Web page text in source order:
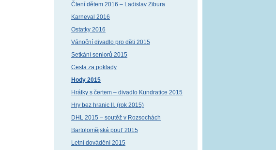
Čtení dětem 2016 – Ladislav Zibura
Karneval 2016
Ostatky 2016
Vánoční divadlo pro děti 2015
Setkání seniorů 2015
Cesta za poklady
Hody 2015
Hrátky s čertem – divadlo Kundratice 2015
Hry bez hranic II. (rok 2015)
DHL 2015 – soutěž v Rozsochách
Bartolomějská pouť 2015
Letní dovádění 2015